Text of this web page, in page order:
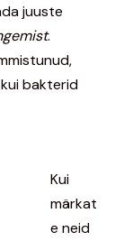
juuste
.
bakterid
Kui
märkat
e neid